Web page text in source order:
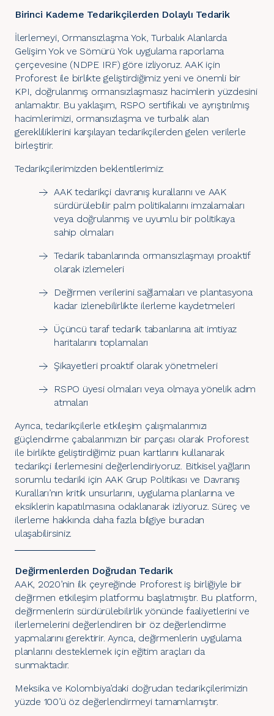
Birinci Kademe Tedarikçilerden Dolaylı Tedarik
İlerlemeyi, Ormansızlaşma Yok, Turbalık Alanlarda
Gelişim Yok ve Sömürü Yok uygulama raporlama
çerçevesine (NDPE IRF) göre izliyoruz. AAK için
Proforestile birlikte geliştirdiğimiz yeni ve önemli bir
KPI, doğrulanmış ormansızlaşmasız hacimlerin yüzdesini
anlamaktır. Bu yaklaşım, RSPO sertifikalı ve ayrıştırılmış
hacimlerimizi, ormansızlaşma ve turbalık alan
gerekliliklerini karşılayan tedarikçilerden gelen verilerle
birleştirir.
Tedarikçilerimizden beklentilerimiz:
AAK tedarikçi davranış kurallarını ve AAK
sürdürülebilir palm politikalarını imzalamaları
veya doğrulanmış ve uyumlu bir politikaya
sahip olmaları
Tedarik tabanlarında ormansızlaşmayı proaktif
olarak izlemeleri
Değirmen verilerini sağlamaları ve plantasyona
kadar izlenebilirlikte ilerleme kaydetmeleri
Üçüncü taraf tedarik tabanlarına ait imtiyaz
haritalarını toplamaları
Şikayetleri proaktif olarak yönetmeleri
RSPO üyesi olmaları veya olmaya yönelik adım
atmaları
Ayrıca, tedarikçilerle etkileşim çalışmalarımızı
güçlendirme çabalarımızın bir parçası olarak Proforest
ile birlikte geliştirdiğimiz puan kartlarını kullanarak
tedarikçi ilerlemesini değerlendiriyoruz. Bitkisel yağların
sorumlu tedariki için AAK Grup Politikası ve Davranış
Kuralları’nın kritik unsurlarını, uygulama planlarına ve
eksiklerin kapatılmasına odaklanarak izliyoruz. Süreç ve
ilerleme hakkında daha fazla bilgiye buradan
ulaşabilirsiniz.
Değirmenlerden Doğrudan Tedarik
AAK, 2020’nin ilk çeyreğinde Proforestiş birliğiyle bir
değirmen etkileşim platformu başlatmıştır. Bu platform,
değirmenlerin sürdürülebilirlik yönünde faaliyetlerini ve
ilerlemelerini değerlendiren bir öz değerlendirme
yapmalarını gerektirir. Ayrıca, değirmenlerin uygulama
planlarını desteklemek için eğitim araçları da
sunmaktadır.
Meksika ve Kolombiya’daki doğrudan tedarikçilerimizin
yüzde 100’ü öz değerlendirmeyi tamamlamıştır.